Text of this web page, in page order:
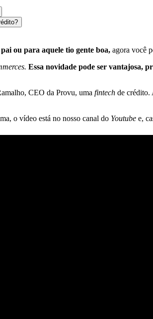
ou para aquele tio gente boa, agora você
Essa novidade pode ser vantajosa,
CEO da Provu, uma fintech de crédito.
o vídeo está no nosso canal do Youtube e,